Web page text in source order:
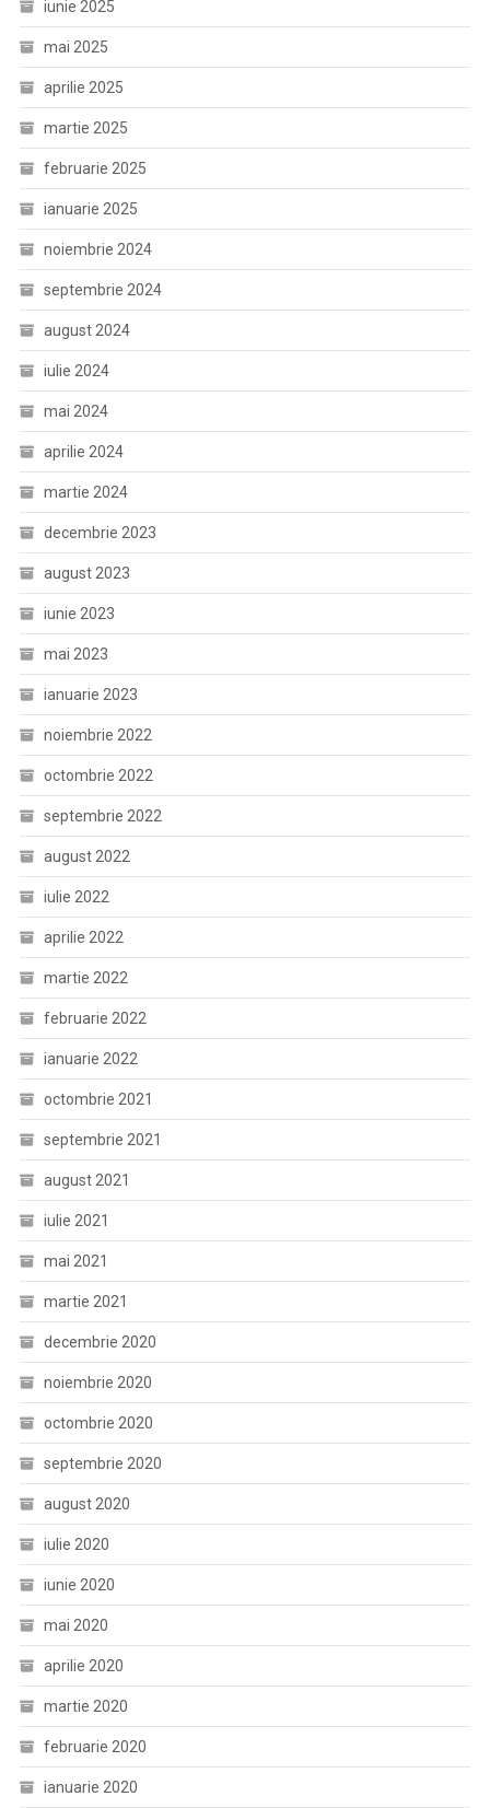
iunie 2025
mai 2025
aprilie 2025
martie 2025
februarie 2025
ianuarie 2025
noiembrie 2024
septembrie 2024
august 2024
iulie 2024
mai 2024
aprilie 2024
martie 2024
decembrie 2023
august 2023
iunie 2023
mai 2023
ianuarie 2023
noiembrie 2022
octombrie 2022
septembrie 2022
august 2022
iulie 2022
aprilie 2022
martie 2022
februarie 2022
ianuarie 2022
octombrie 2021
septembrie 2021
august 2021
iulie 2021
mai 2021
martie 2021
decembrie 2020
noiembrie 2020
octombrie 2020
septembrie 2020
august 2020
iulie 2020
iunie 2020
mai 2020
aprilie 2020
martie 2020
februarie 2020
ianuarie 2020